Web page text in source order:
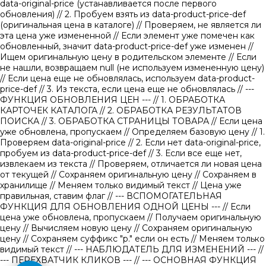
data-original-price (устанавливается после первого
обновления) // 2. Пробуем взять из data-product-price-def
(оригинальная цена в каталоге) // Проверяем, не является ли
эта цена уже измененной // Если элемент уже помечен как
обновленный, значит data-product-price-def уже изменен //
Ищем оригинальную цену в родительском элементе // Если
не нашли, возвращаем null (не используем измененную цену)
// Если цена еще не обновлялась, используем data-product-
price-def// 3. Из текста, если цена еще не обновлялась // ---
ФУНКЦИЯ ОБНОВЛЕНИЯ ЦЕН --- // 1. ОБРАБОТКА
КАРТОЧЕК КАТАЛОГА // 2. ОБРАБОТКА РЕЗУЛЬТАТОВ
ПОИСКА // 3. ОБРАБОТКА СТРАНИЦЫ ТОВАРА // Если цена
уже обновлена, пропускаем // Определяем базовую цену // 1.
Проверяем data-original-price // 2. Если нет data-original-price,
пробуем из data-product-price-def// 3. Если все еще нет,
извлекаем из текста // Проверяем, отличается ли новая цена
от текущей // Сохраняем оригинальную цену // Сохраняем в
хранилище // Меняем только видимый текст // Цена уже
правильная, ставим флаг// --- ВСПОМОГАТЕЛЬНАЯ
ФУНКЦИЯ ДЛЯ ОБНОВЛЕНИЯ ОДНОЙ ЦЕНЫ --- // Если
цена уже обновлена, пропускаем // Получаем оригинальную
цену // Вычисляем новую цену // Сохраняем оригинальную
цену // Сохраняем суффикс "р." если он есть // Меняем только
видимый текст // --- НАБЛЮДАТЕЛЬ ДЛЯ ИЗМЕНЕНИЙ --- //
--- ПЕРЕХВАТЧИК КЛИКОВ --- // --- ОСНОВНАЯ ФУНКЦИЯ